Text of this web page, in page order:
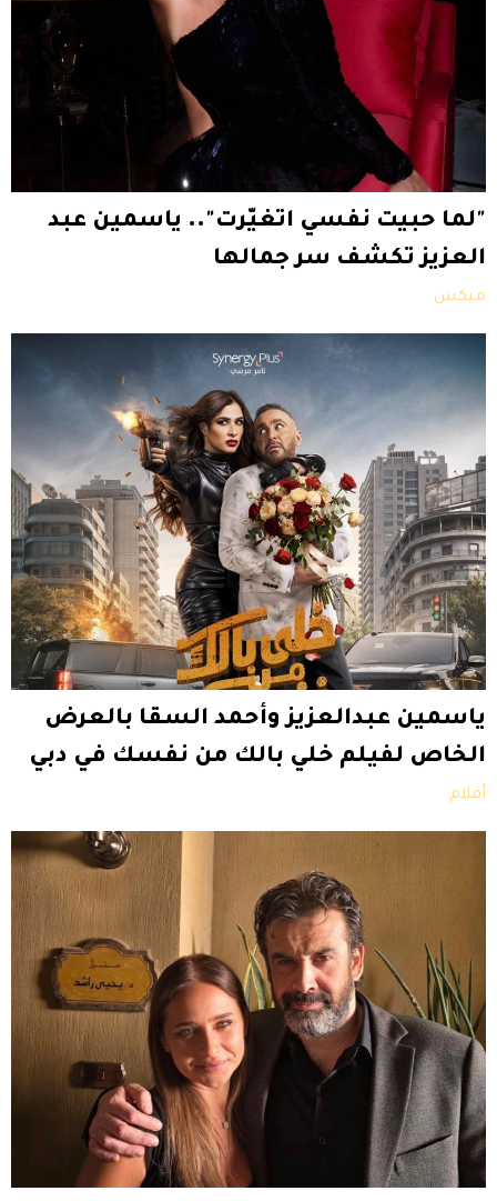
"لما حبيت نفسي اتغيّرت".. ياسمين عبد
العزيز تكشف سر جمالها
ميكس
ياسمين عبدالعزيز وأحمد السقا بالعرض
الخاص لفيلم خلي بالك من نفسك في دبي
أفلام